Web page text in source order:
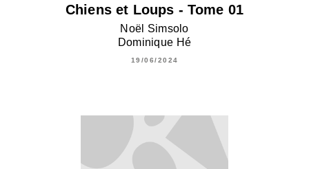
Chiens et Loups - Tome 01
Noël Simsolo
Dominique Hé
19/06/2024